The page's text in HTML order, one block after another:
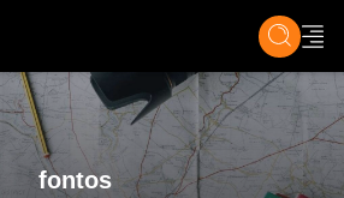
ÉLET TECH &
fontos